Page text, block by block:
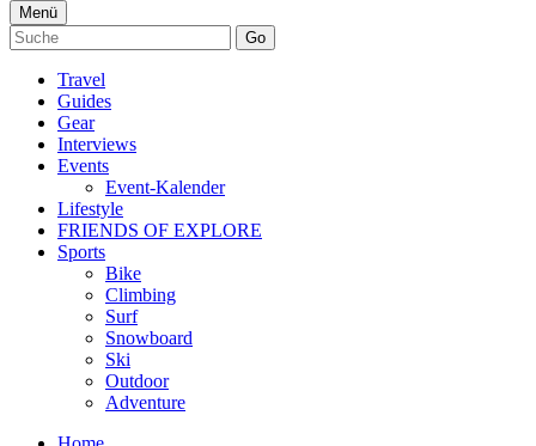
Menü
Go
Travel
Guides
Gear
Interviews
Events
Event-Kalender
Lifestyle
FRIENDS OF EXPLORE
Sports
Bike
Climbing
Surf
Snowboard
Ski
Outdoor
Adventure